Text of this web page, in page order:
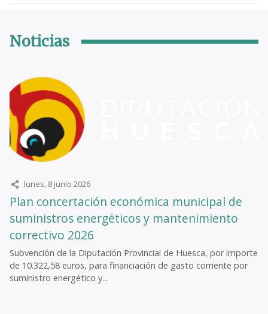
Noticias
lunes, 8 junio 2026
Plan concertación económica municipal de
suministros energéticos y mantenimiento
correctivo 2026
Subvención de la Diputación Provincial de Huesca, por importe
de 10.322,58 euros, para financiación de gasto corriente por
suministro energético y...